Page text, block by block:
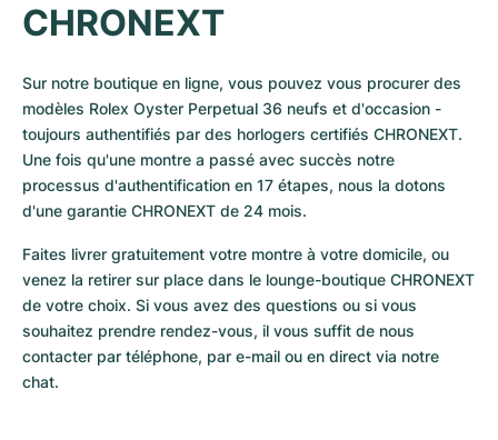
CHRONEXT
Sur notre boutique en ligne, vous pouvez vous procurer des
modèles Rolex Oyster Perpetual 36 neufs et d'occasion -
toujours authentifiés par des horlogers certifiés CHRONEXT.
Une fois qu'une montre a passé avec succès notre
processus d'authentification en 17 étapes, nous la dotons
d'une garantie CHRONEXT de 24 mois.
Faites livrer gratuitement votre montre à votre domicile, ou
venez la retirer sur place dans le lounge-boutique CHRONEXT
de votre choix. Si vous avez des questions ou si vous
souhaitez prendre rendez-vous, il vous suffit de nous
contacter par téléphone, par e-mail ou en direct via notre
chat.